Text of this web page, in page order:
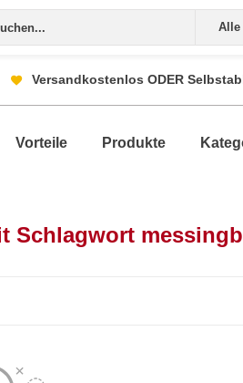
Alle
Versandkostenlos ODER
Vorteile Produkte
Schlagwort